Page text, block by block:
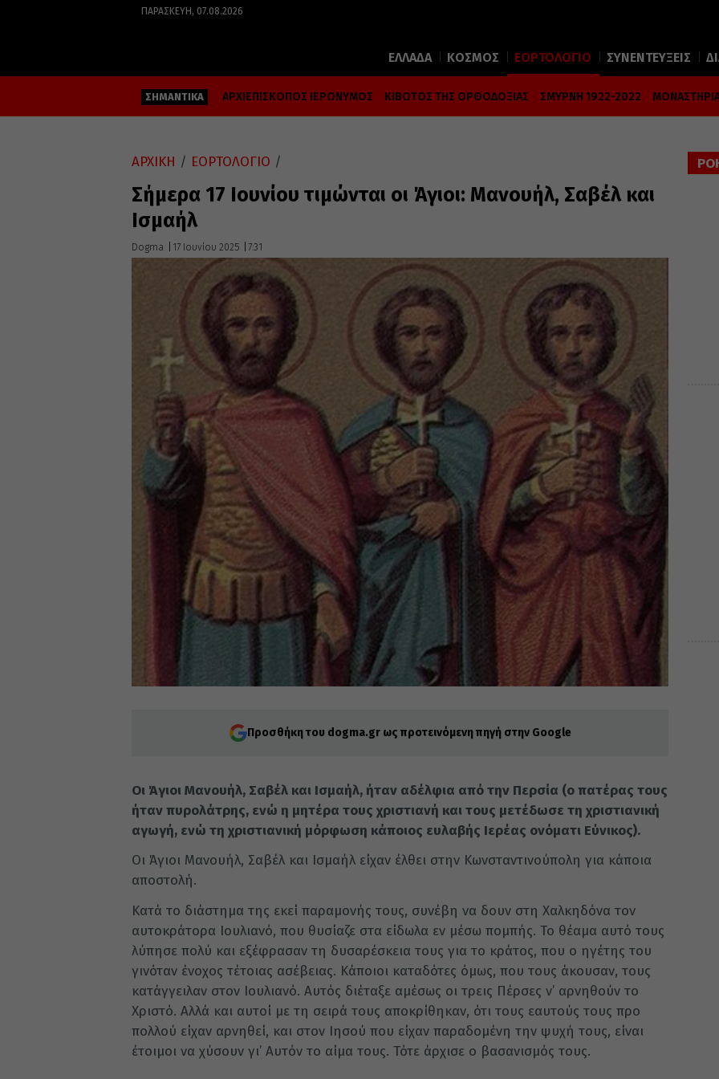
ΠΑΡΑΣΚΕΥΉ, 07.08.2026
ΕΛΛΑΔΑ ΚΟΣΜΟΣ ΕΟΡΤΟΛΟΓΙΟ ΣΥΝΕΝΤΕΥΞΕΙΣ
ΣΗΜΑΝΤΙΚΑ ΑΡΧΙΕΠΙΣΚΟΠΟΣ ΙΕΡΩΝΥΜΟΣ ΚΙΒΩΤΟΣ ΤΗΣ ΟΡΘΟΔΟΞΙΑΣ ΣΜΥΡΝΗ 1922-2022
ΑΡΧΙΚΗ / ΕΟΡΤΟΛΟΓΙΟ /
Σήμερα 17 Ιουνίου τιμώνται οι Άγιοι: Μανουήλ, Σαβέλ και
Ισμαήλ
Dogma 17 Ιουνίου 2025 7:31
Προσθήκη του dogma.gr ως προτεινόμενη πηγή στην Google
Οι Άγιοι Μανουήλ, Σαβέλ και Ισμαήλ, ήταν αδέλφια από την Περσία (ο πατέρας τους
ήταν πυρολάτρης, ενώ η μητέρα τους χριστιανή και τους μετέδωσε τη χριστιανική
αγωγή, ενώ τη χριστιανική μόρφωση κάποιος ευλαβής Ιερέας ονόματι Εύνικος).
Οι Άγιοι Μανουήλ, Σαβέλ και Ισμαήλ είχαν έλθει στην Κωνσταντινούπολη για κάποια
αποστολή.
Κατά το διάστημα της εκεί παραμονής τους, συνέβη να δουν στη Χαλκηδόνα τον
αυτοκράτορα Ιουλιανό, που θυσίαζε στα είδωλα εν μέσω πομπής. Το θέαμα αυτό τους
λύπησε πολύ και εξέφρασαν τη δυσαρέσκεια τους για το κράτος, που ο ηγέτης του
γινόταν ένοχος τέτοιας ασέβειας. Κάποιοι καταδότες όμως, που τους άκουσαν, τους
κατάγγειλαν στον Ιουλιανό. Αυτός διέταξε αμέσως οι τρεις Πέρσες ν’ αρνηθούν το
Χριστό. Αλλά και αυτοί με τη σειρά τους αποκρίθηκαν, ότι τους εαυτούς τους προ
πολλού είχαν αρνηθεί, και στον Ιησού που είχαν παραδομένη την ψυχή τους, είναι
έτοιμοι να χύσουν γι’ Αυτόν το αίμα τους. Τότε άρχισε ο βασανισμός τους.